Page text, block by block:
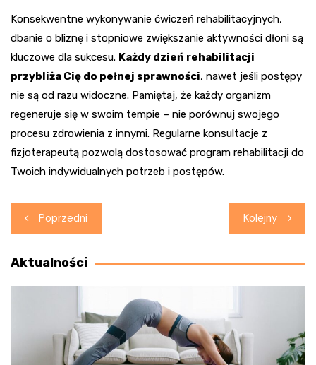
Konsekwentne wykonywanie ćwiczeń rehabilitacyjnych,
dbanie o bliznę i stopniowe zwiększanie aktywności dłoni są
kluczowe dla sukcesu. Każdy dzień rehabilitacji
przybliża Cię do pełnej sprawności, nawet jeśli postępy
nie są od razu widoczne. Pamiętaj, że każdy organizm
regeneruje się w swoim tempie – nie porównuj swojego
procesu zdrowienia z innymi. Regularne konsultacje z
fizjoterapeutą pozwolą dostosować program rehabilitacji do
Twoich indywidualnych potrzeb i postępów.
Nawigacja
wpisu
Poprzedni Kolejny
Aktualności